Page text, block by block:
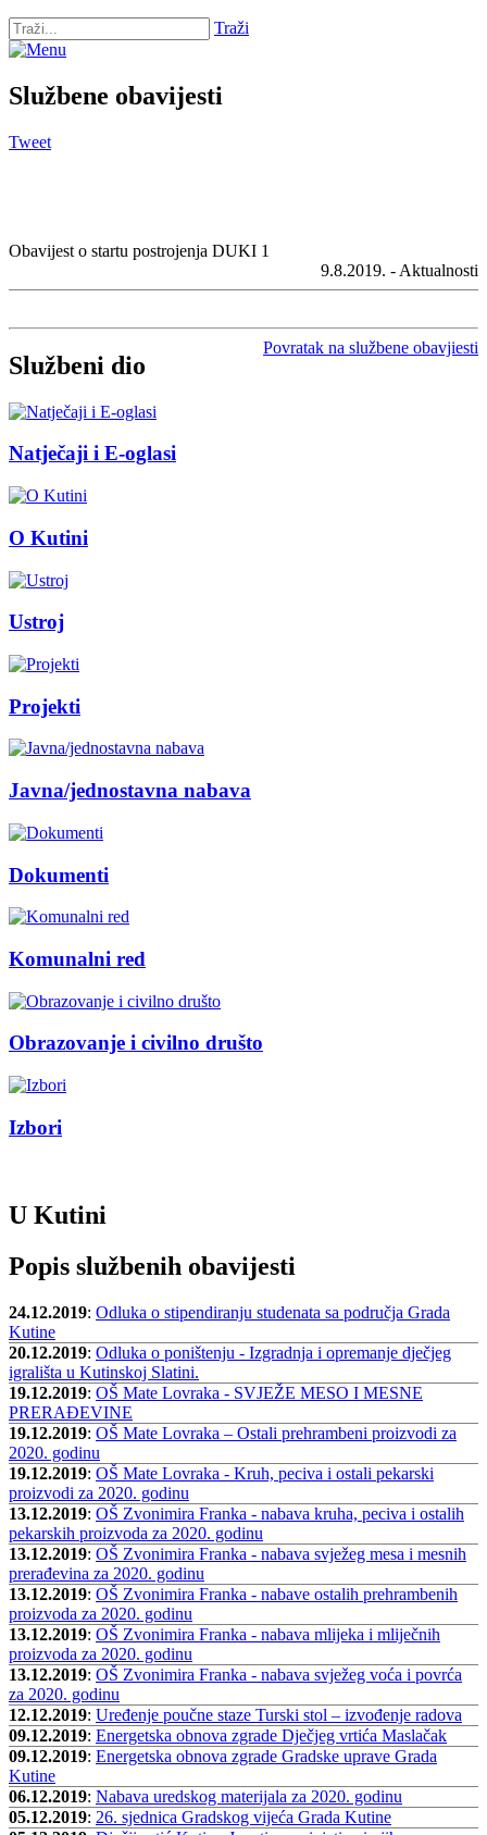
Traži
Službene obavijesti
Tweet
Obavijest o startu postrojenja DUKI 1
9.8.2019. - Aktualnosti
Povratak na službene obavjiesti
Službeni dio
Natječaji i E-oglasi
O Kutini
Ustroj
Projekti
Javna/jednostavna nabava
Dokumenti
Komunalni red
Obrazovanje i civilno društo
Izbori
U Kutini
Popis službenih obavijesti
24.12.2019: Odluka o stipendiranju studenata sa područja Grada
Kutine
20.12.2019: Odluka o poništenju - Izgradnja i opremanje dječjeg
igrališta u Kutinskoj Slatini.
19.12.2019: OŠ Mate Lovraka - SVJEŽE MESO I MESNE
PRERAĐEVINE
19.12.2019: OŠ Mate Lovraka – Ostali prehrambeni proizvodi za
2020. godinu
19.12.2019: OŠ Mate Lovraka - Kruh, peciva i ostali pekarski
proizvodi za 2020. godinu
13.12.2019: OŠ Zvonimira Franka - nabava kruha, peciva i ostalih
pekarskih proizvoda za 2020. godinu
13.12.2019: OŠ Zvonimira Franka - nabava svježeg mesa i mesnih
prerađevina za 2020. godinu
13.12.2019: OŠ Zvonimira Franka - nabave ostalih prehrambenih
proizvoda za 2020. godinu
13.12.2019: OŠ Zvonimira Franka - nabava mlijeka i mliječnih
proizvoda za 2020. godinu
13.12.2019: OŠ Zvonimira Franka - nabava svježeg voća i povrća
za 2020. godinu
12.12.2019: Uređenje poučne staze Turski stol – izvođenje radova
09.12.2019: Energetska obnova zgrade Dječjeg vrtića Maslačak
09.12.2019: Energetska obnova zgrade Gradske uprave Grada
Kutine
06.12.2019: Nabava uredskog materijala za 2020. godinu
05.12.2019: 26. sjednica Gradskog vijeća Grada Kutine